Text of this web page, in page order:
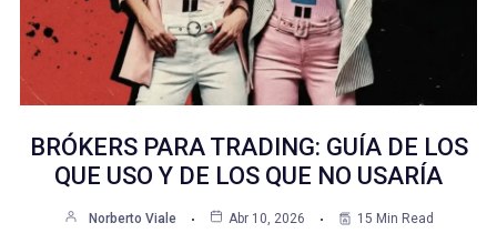
BRÓKERS PARA TRADING: GUÍA DE LOS
QUE USO Y DE LOS QUE NO USARÍA
Norberto Viale Abr 10, 2026 15 Min Read